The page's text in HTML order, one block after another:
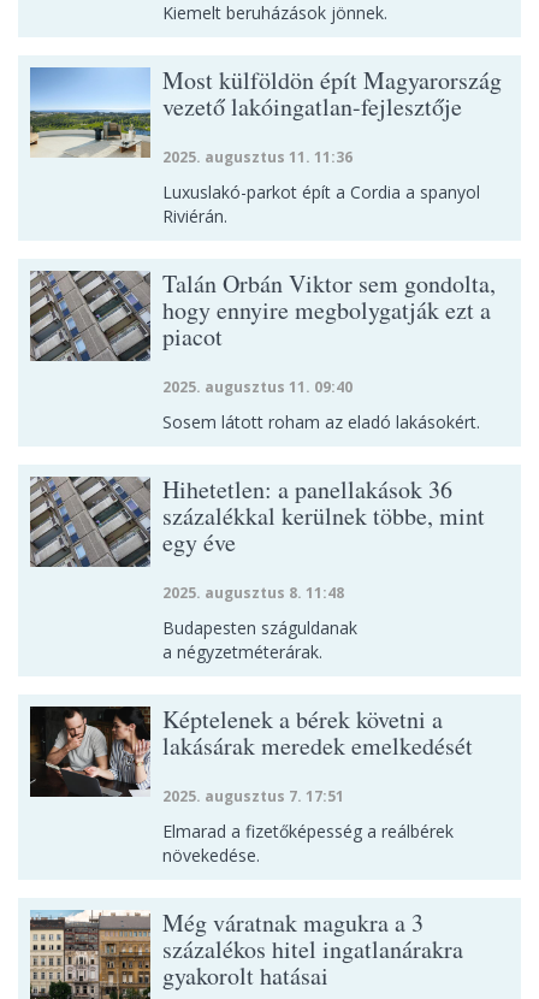
Kiemelt beruházások jönnek.
Most külföldön épít Magyarország
vezető lakóingatlan-fejlesztője
2025. augusztus 11. 11:36
Luxuslakó-parkot épít a Cordia a spanyol
Riviérán.
Talán Orbán Viktor sem gondolta,
hogy ennyire megbolygatják ezt a
piacot
2025. augusztus 11. 09:40
Sosem látott roham az eladó lakásokért.
Hihetetlen: a panellakások 36
százalékkal kerülnek többe, mint
egy éve
2025. augusztus 8. 11:48
Budapesten száguldanak
a négyzetméterárak.
Képtelenek a bérek követni a
lakásárak meredek emelkedését
2025. augusztus 7. 17:51
Elmarad a fizetőképesség a reálbérek
növekedése.
Még váratnak magukra a 3
százalékos hitel ingatlanárakra
gyakorolt hatásai